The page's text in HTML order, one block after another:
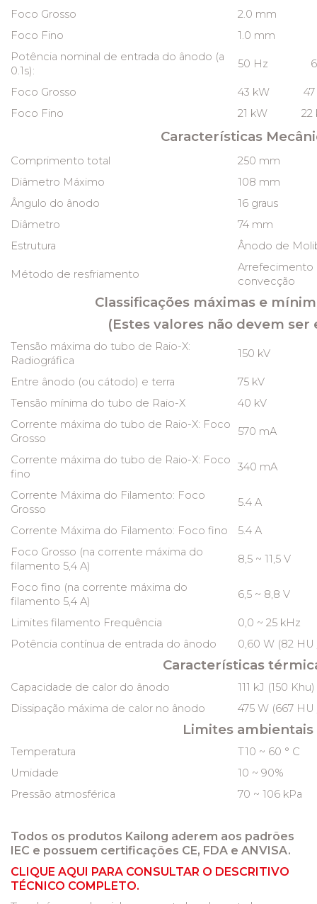
Foco Grosso
2.0 mm
Foco Fino
1.0 mm
Potência nominal de entrada do ânodo (a
0.1s):
50 Hz 60
Foco Grosso
43 kW 47
Foco Fino
21 kW 22
Características
Comprimento total
250 mm
Diâmetro Máximo
108 mm
Ângulo do ânodo
16 graus
Diâmetro
74 mm
Estrutura
Ânodo de
Método de resfriamento
Arrefecimento
convecção
Classificações máximas e
(Estes valores não devem ser
Tensão máxima do tubo de Raio-X:
Radiográfica
150 kV
Entre ânodo (ou cátodo) e terra
75 kV
Tensão mínima do tubo de Raio-X
40 kV
Corrente máxima do tubo de Raio-X: Foco
Grosso
570 mA
Corrente máxima do tubo de Raio-X: Foco
fino
340 mA
Corrente Máxima do Filamento: Foco
Grosso
5.4 A
Corrente Máxima do Filamento: Foco fino
5.4 A
Foco Grosso (na corrente máxima do
filamento 5,4 A)
8,5 ~ 11,5 V
Foco fino (na corrente máxima do
filamento 5,4 A)
6,5 ~ 8,8 V
Limites filamento Frequência
0,0 ~ 25 kHz
Potência contínua de entrada do ânodo
0,60 W (82 HU
Características
Capacidade de calor do ânodo
111 kJ (150 Khu)
Dissipação máxima de calor no ânodo
475 W (667 HU
Limites ambientais
Temperatura
T10 ~ 60 ° C
Umidade
10 ~ 90%
Pressão atmosférica
70 ~ 106 kPa
Todos os produtos Kailong aderem aos padrões
IEC e possuem certificações CE, FDA e ANVISA.
CLIQUE AQUI PARA CONSULTAR O DESCRITIVO
TÉCNICO COMPLETO.